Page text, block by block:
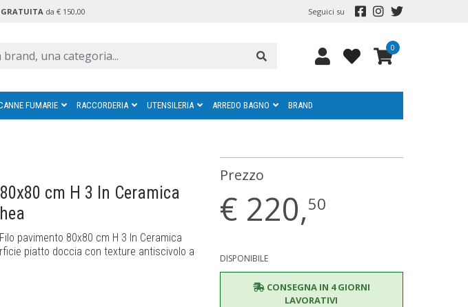
GRATUITA da € 150,00 Seguici su
0
FUMARIE RACCORDERIA UTENSILERIA ARREDO BAGNO BRAND
cm H 3 In Ceramica
pavimento 80x80 cm H 3 In Ceramica
piatto doccia con texture antiscivolo a
Prezzo
€ 220,50
DISPONIBILE
CONSEGNA IN 4 GIORNI
LAVORATIVI